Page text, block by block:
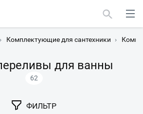
› Комплектующие для сантехники ›
для ванны
62
ФИЛЬТР